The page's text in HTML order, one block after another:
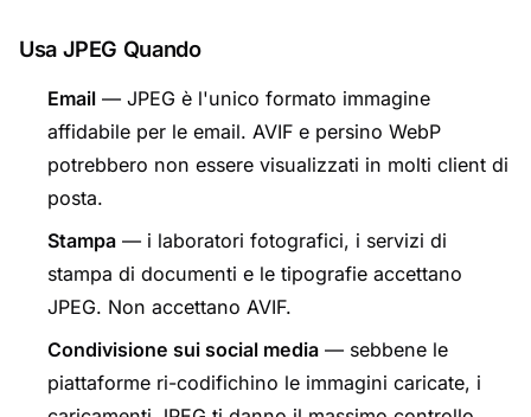
Usa JPEG Quando
Email — JPEG è l'unico formato immagine
affidabile per le email. AVIF e persino WebP
potrebbero non essere visualizzati in molti client di
posta.
Stampa — i laboratori fotografici, i servizi di
stampa di documenti e le tipografie accettano
JPEG. Non accettano AVIF.
Condivisione sui social media — sebbene le
piattaforme ri-codifichino le immagini caricate, i